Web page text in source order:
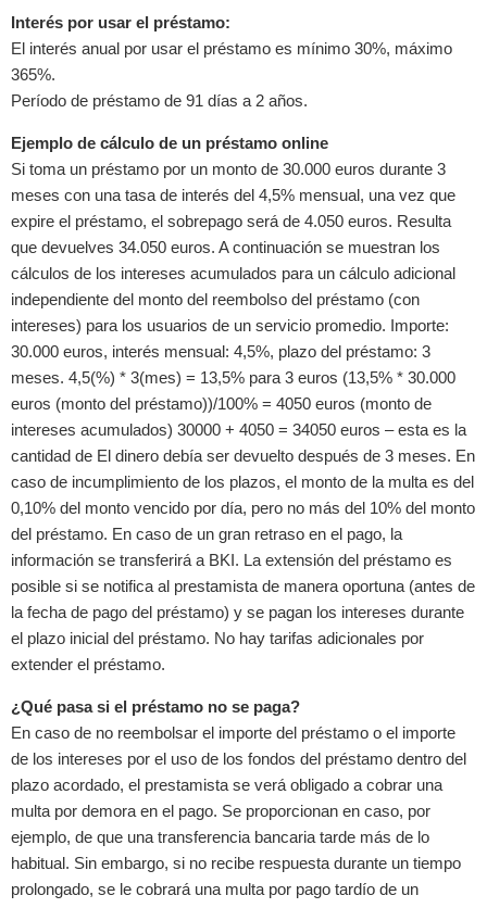
Interés por usar el préstamo:
El interés anual por usar el préstamo es mínimo 30%, máximo
365%.
Período de préstamo de 91 días a 2 años.
Ejemplo de cálculo de un préstamo online
Si toma un préstamo por un monto de 30.000 euros durante 3
meses con una tasa de interés del 4,5% mensual, una vez que
expire el préstamo, el sobrepago será de 4.050 euros. Resulta
que devuelves 34.050 euros. A continuación se muestran los
cálculos de los intereses acumulados para un cálculo adicional
independiente del monto del reembolso del préstamo (con
intereses) para los usuarios de un servicio promedio. Importe:
30.000 euros, interés mensual: 4,5%, plazo del préstamo: 3
meses. 4,5(%) * 3(mes) = 13,5% para 3 euros (13,5% * 30.000
euros (monto del préstamo))/100% = 4050 euros (monto de
intereses acumulados) 30000 + 4050 = 34050 euros – esta es la
cantidad de El dinero debía ser devuelto después de 3 meses. En
caso de incumplimiento de los plazos, el monto de la multa es del
0,10% del monto vencido por día, pero no más del 10% del monto
del préstamo. En caso de un gran retraso en el pago, la
información se transferirá a BKI. La extensión del préstamo es
posible si se notifica al prestamista de manera oportuna (antes de
la fecha de pago del préstamo) y se pagan los intereses durante
el plazo inicial del préstamo. No hay tarifas adicionales por
extender el préstamo.
¿Qué pasa si el préstamo no se paga?
En caso de no reembolsar el importe del préstamo o el importe
de los intereses por el uso de los fondos del préstamo dentro del
plazo acordado, el prestamista se verá obligado a cobrar una
multa por demora en el pago. Se proporcionan en caso, por
ejemplo, de que una transferencia bancaria tarde más de lo
habitual. Sin embargo, si no recibe respuesta durante un tiempo
prolongado, se le cobrará una multa por pago tardío de un